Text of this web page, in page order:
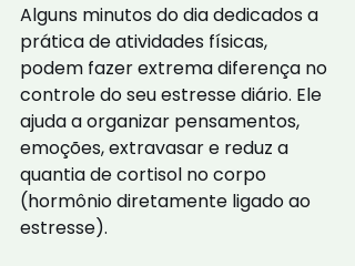
Alguns minutos do dia dedicados a
prática de atividades físicas,
podem fazer extrema diferença no
controle do seu estresse diário. Ele
ajuda a organizar pensamentos,
emoções, extravasar e reduz a
quantia de cortisol no corpo
(hormônio diretamente ligado ao
estresse).